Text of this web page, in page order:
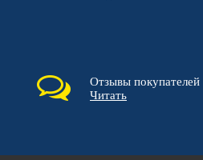
Отзывы покупателей
Читать